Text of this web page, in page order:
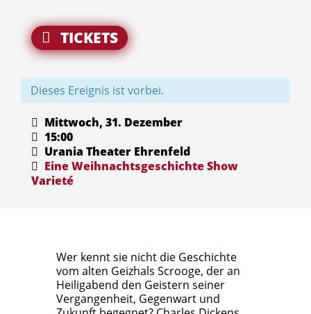
TICKETS
Dieses Ereignis ist vorbei.
Mittwoch, 31. Dezember
15:00
Urania Theater Ehrenfeld
Eine WeihnachtsgeschichteShow
Varieté
Wer kennt sie nicht die Geschichte
vom alten Geizhals Scrooge, der an
Heiligabend den Geistern seiner
Vergangenheit, Gegenwart und